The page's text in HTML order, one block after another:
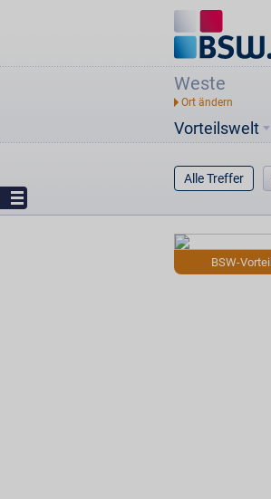
Weste
Vorteilswelt
Alle Treffer
BSW-Vorteil